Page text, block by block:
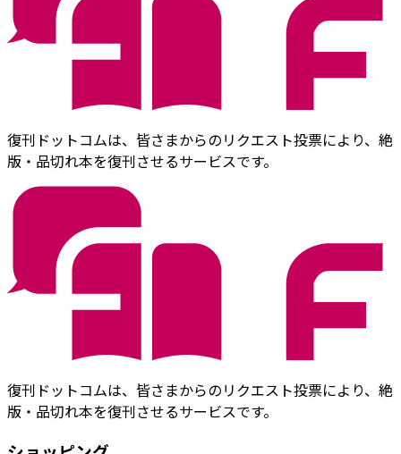
復刊ドットコムは、皆さまからのリクエスト投票により、絶
版・品切れ本を復刊させるサービスです。
復刊ドットコムは、皆さまからのリクエスト投票により、絶
版・品切れ本を復刊させるサービスです。